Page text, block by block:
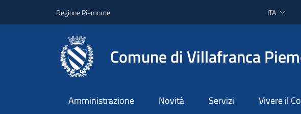
Regione Piemonte Lingua
ITA
Comune di Villafranca
Amministrazione Novità Servizi Vivere il